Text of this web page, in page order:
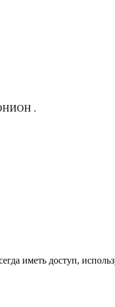
ОНИОН .
доступ,